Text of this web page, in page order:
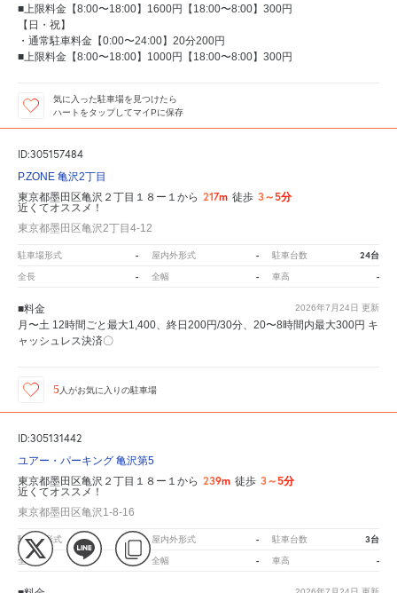
■上限料金【8:00〜18:00】1600円【18:00〜8:00】300円
【日・祝】
・通常駐車料金【0:00〜24:00】20分200円
■上限料金【8:00〜18:00】1000円【18:00〜8:00】300円
気に入った駐車場を見つけたら
ハートをタップしてマイPに保存
ID:305157484
P.ZONE 亀沢2丁目
東京都墨田区亀沢２丁目１８ー１から 217m 徒歩 3～5分
近くてオススメ！
東京都墨田区亀沢2丁目4-12
駐車場形式 - 屋内外形式 - 駐車台数 24台
全長 - 全幅 - 車高 -
2026年7月24日 更新
■料金
月〜土 12時間ごと最大1,400、終日200円/30分、20〜8時間内最大300円 キ
ャッシュレス決済〇
5 人がお気に入りの駐車場
ID:305131442
ユアー・パーキング 亀沢第5
東京都墨田区亀沢２丁目１８ー１から 239m 徒歩 3～5分
近くてオススメ！
東京都墨田区亀沢1-8-16
駐車場形式 - 屋内外形式 - 駐車台数 3台
全長 - 全幅 - 車高 -